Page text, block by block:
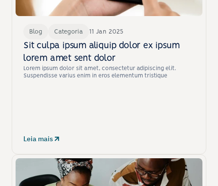
Blog Categoria 11 Jan 2025
Sit culpa ipsum aliquip dolor ex ipsum
lorem amet sent dolor
Lorem ipsum dolor sit amet, consectetur adipiscing elit.
Suspendisse varius enim in eros elementum tristique
Leia mais